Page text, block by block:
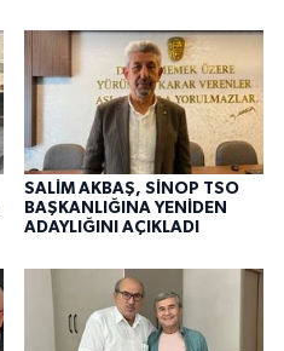
SALİM AKBAŞ, SİNOP TSO
BAŞKANLIĞINA YENİDEN
ADAYLIĞINI AÇIKLADI